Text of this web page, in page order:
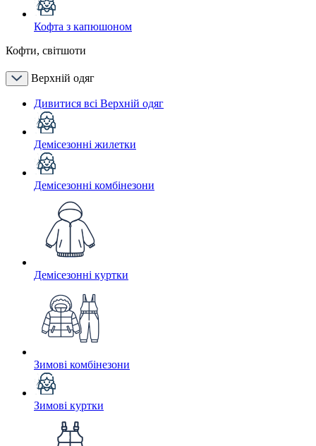
Кофта з капюшоном
Кофти, світшоти
Верхній одяг
Дивитися всі Верхній одяг
Демісезонні жилетки
Демісезонні комбінезони
Демісезонні куртки
Зимові комбінезони
Зимові куртки